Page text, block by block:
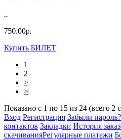
..
750.00р.
Купить БИЛЕТ
1
2
>
>|
Показано с 1 по 15 из 24 (всего 2
Вход Регистрация Забыли пароль?
контактов Закладки История
скачиванияРегулярные платежи